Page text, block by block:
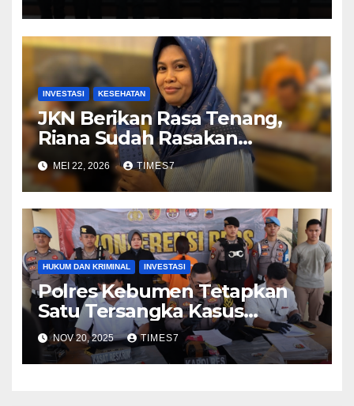
Tracer TB Paru, Perkuat
Deteksi Dini di Desa
INVESTASI KESEHATAN
JKN Berikan Rasa Tenang,
Riana Sudah Rasakan
Manfaatnya Saat Persalinan
MEI 22, 2026 TIMES7
HUKUM DAN KRIMINAL INVESTASI
Polres Kebumen Tetapkan
Satu Tersangka Kasus
Investasi Bodong NWS
NOV 20, 2025 TIMES7